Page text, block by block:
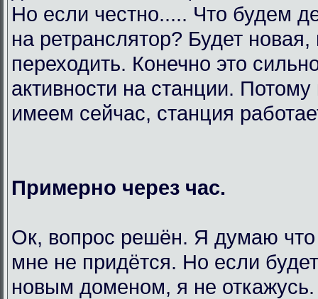
Но если честно..... Что будем
на ретранслятор? Будет
переходить. Конечно это
активности на станции. Потому
имеем сейчас, станция
Примерно через час.
Ок, вопрос решён. Я думаю что
мне не придётся. Но если
новым доменом, я не откажусь.